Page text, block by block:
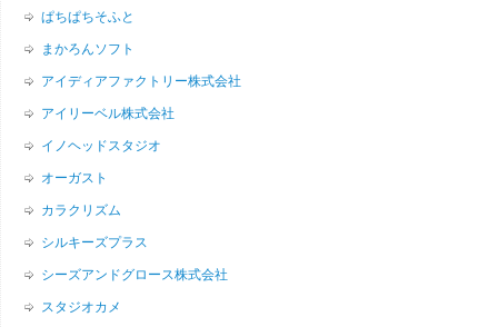
ぱちぱちそふと
まかろんソフト
アイディアファクトリー株式会社
アイリーベル株式会社
イノヘッドスタジオ
オーガスト
カラクリズム
シルキーズプラス
シーズアンドグロース株式会社
スタジオカメ